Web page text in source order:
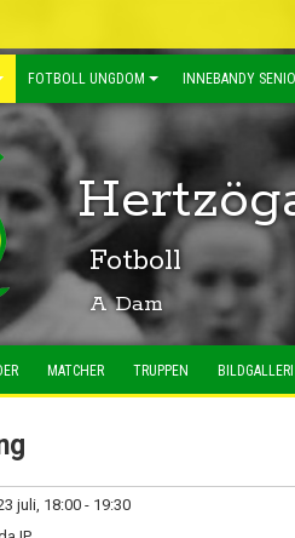
FOTBOLL UNGDOM INNEBANDY
Fotboll
A Dam
MATCHER TRUPPEN BILDGALLERI
juli, 18:00 - 19:30